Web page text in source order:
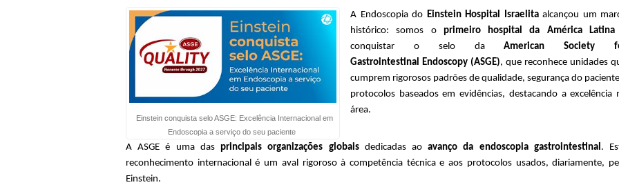
Einstein conquista selo ASGE: Excelência Internacional em
Endoscopia a serviço do seu paciente
A Endoscopia do Einstein Hospital Israelita alcançou um
histórico: somos o primeiro hospital da América Latina
conquistar o selodaAmerican Society
Gastrointestinal Endoscopy (ASGE), que reconhece unidades
cumprem rigorosos padrões de qualidade, segurança do
protocolos baseados em evidências, destacando a excelência
área.
A ASGE é uma dasprincipais organizações globaisdedicadas aoavanço da endoscopia gastrointestinal .
reconhecimento internacionalé um aval rigorosoà competência técnica e aos protocolos usados,diariamente,
Einstein.